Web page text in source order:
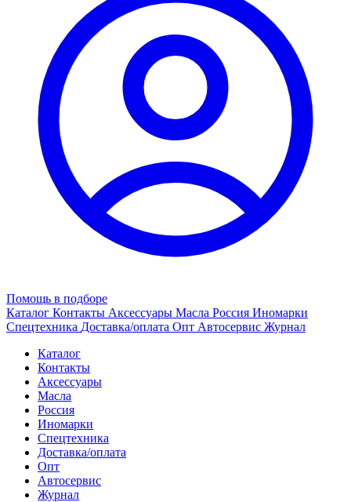
Помощь в подборе
Каталог Контакты Аксессуары Масла Россия Иномарки
Спецтехника Доставка/оплата Опт Автосервис Журнал
Каталог
Контакты
Аксессуары
Масла
Россия
Иномарки
Спецтехника
Доставка/оплата
Опт
Автосервис
Журнал